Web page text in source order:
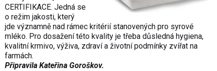
CERTIFIKACE. Jedná se
o režim jakosti, který
jde významně nad rámec kritérií stanovených pro syrové
mléko. Pro dosažení této kvality je třeba důsledná hygiena,
kvalitní krmivo, výživa, zdraví a životní podmínky zvířat na
farmách.
Připravila Kateřina Goroškov.